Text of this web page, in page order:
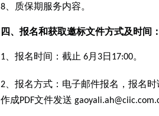
8 、质保期服务内容。
四、报名和获取邀标文件方式及时间：
1 、报名时间：截止 6月 3日 17:00。
2 、报名方式：电子邮件报名，报名
作成PDF文件发送